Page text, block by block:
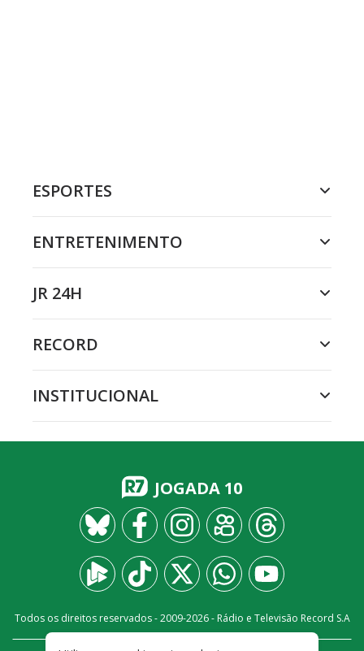
ESPORTES
ENTRETENIMENTO
JR 24H
RECORD
INSTITUCIONAL
JOGADA 10
Todos os direitos reservados - 2009-2026- Rádio e Televisão Record S.A